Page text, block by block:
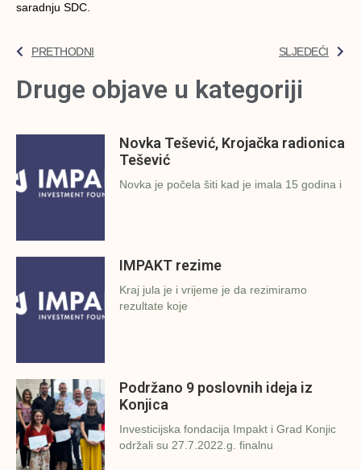
saradnju SDC.
PRETHODNI SLJEDEĆI
Druge objave u kategoriji
Novka Tešević, Krojačka radionica
Tešević
Novka je počela šiti kad je imala 15 godina i
IMPAKT rezime
Kraj jula je i vrijeme je da rezimiramo
rezultate koje
Podržano 9 poslovnih ideja iz
Konjica
Investicijska fondacija Impakt i Grad Konjic
održali su 27.7.2022.g. finalnu